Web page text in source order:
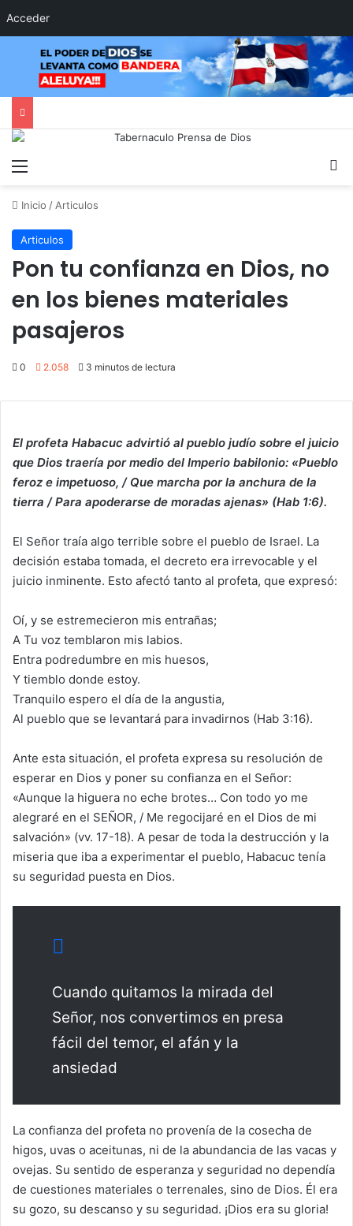
Acceder
Inicio / Articulos
Articulos
Pon tu confianza en Dios, no
en los bienes materiales
pasajeros
0 2.058 3 minutos de lectura
El profeta Habacuc advirtió al pueblo judío sobre el juicio
que Dios traería por medio del Imperio babilonio: «Pueblo
feroz e impetuoso, / Que marcha por la anchura de la
tierra / Para apoderarse de moradas ajenas» (Hab 1:6).
El Señor traía algo terrible sobre el pueblo de Israel. La
decisión estaba tomada, el decreto era irrevocable y el
juicio inminente. Esto afectó tanto al profeta, que expresó:
Oí, y se estremecieron mis entrañas;
A Tu voz temblaron mis labios.
Entra podredumbre en mis huesos,
Y tiemblo donde estoy.
Tranquilo espero el día de la angustia,
Al pueblo que se levantará para invadirnos (Hab 3:16).
Ante esta situación, el profeta expresa su resolución de
esperar en Dios y poner su confianza en el Señor:
«Aunque la higuera no eche brotes… Con todo yo me
alegraré en el SEÑOR, / Me regocijaré en el Dios de mi
salvación» (vv. 17-18). A pesar de toda la destrucción y la
miseria que iba a experimentar el pueblo, Habacuc tenía
su seguridad puesta en Dios.
Cuando quitamos la mirada del
Señor, nos convertimos en presa
fácil del temor, el afán y la
ansiedad
La confianza del profeta no provenía de la cosecha de
higos, uvas o aceitunas, ni de la abundancia de las vacas y
ovejas. Su sentido de esperanza y seguridad no dependía
de cuestiones materiales o terrenales, sino de Dios. Él era
su gozo, su descanso y su seguridad. ¡Dios era su gloria!